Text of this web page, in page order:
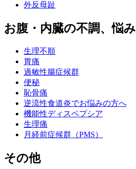
外反母趾
お腹・内臓の不調、悩み
生理不順
胃痛
過敏性腸症候群
便秘
恥骨痛
逆流性食道炎でお悩みの方へ
機能性ディスペプシア
生理痛
月経前症候群（PMS）
その他